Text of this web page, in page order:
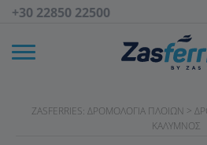
+30 22850 22500
ZASFERRIES: ΔΡΟΜΟΛΌΓΙΑ ΠΛΟΊΩΝ >
ΚΆΛΥΜΝΟΣ